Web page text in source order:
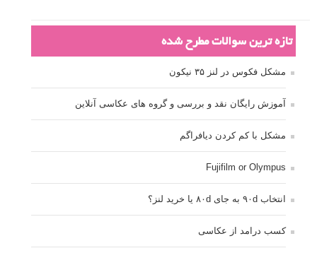
تازه ترین سوالات مطرح شده
مشکل فکوس در لنز ۳۵ نیکون
آموزش رایگان نقد و بررسی و گروه های عکاسی آنلاین
مشکل با کم کردن دیافراگم
Fujifilm or Olympus
انتخاب ۹۰d به جای ۸۰d یا خرید لنز؟
کسب درامد از عکاسی